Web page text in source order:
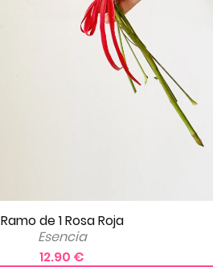
Ramo de 1 Rosa Roja
Esencia
12.90 €